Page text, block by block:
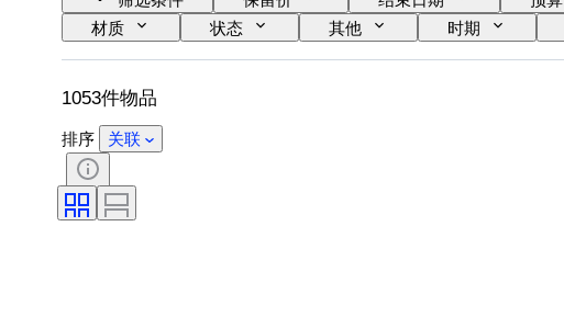
材质
状态 其他 时期
时代
出售者 艺术家 电力储备
1053件物品
排序 关联